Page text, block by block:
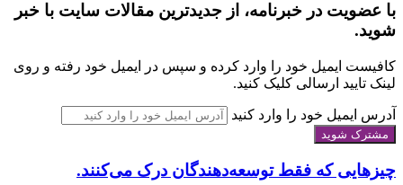
با عضویت در خبرنامه، از جدیدترین مقالات سایت با خبر
شوید.
کافیست ایمیل خود را وارد کرده و سپس در ایمیل خود رفته و روی
لینک تایید ارسالی کلیک کنید.
آدرس ایمیل خود را وارد کنید
چیزهایی که فقط توسعه‌دهندگان درک می‌کنند.